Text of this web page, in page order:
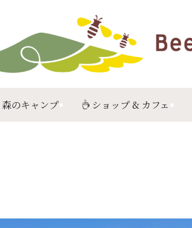
森のキャンプ ショップ & カフェ